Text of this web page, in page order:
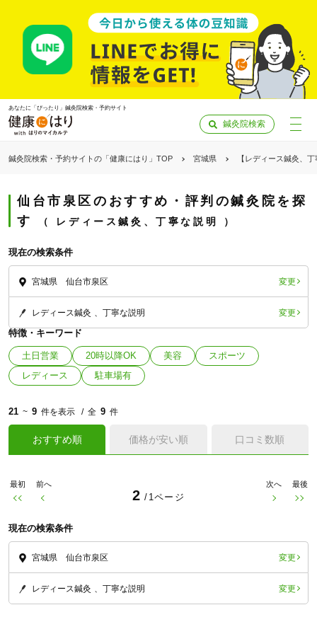
あなたに「ぴったり」鍼灸院検索・予約サイト
鍼灸院検索
鍼灸院検索・予約サイトの「健康にはり」TOP 宮城県 【レディース鍼灸、
仙台市泉区のおすすめ・評判の鍼灸院を探
す
レディース鍼灸、丁寧な説明
現在の検索条件
宮城県 仙台市泉区 変更
レディース鍼灸 丁寧な説明 変更
特徴・キーワード
土日営業 20時以降OK 美容
スポーツ
レディース
駐車場有
21 ~ 9 件を表示 全 9 件
おすすめ順 価格が安い順 口コミ数順
最初 前へ
2 /1ページ
次へ 最後
現在の検索条件
宮城県 仙台市泉区 変更
レディース鍼灸 丁寧な説明 変更
「健康にはりを見た」